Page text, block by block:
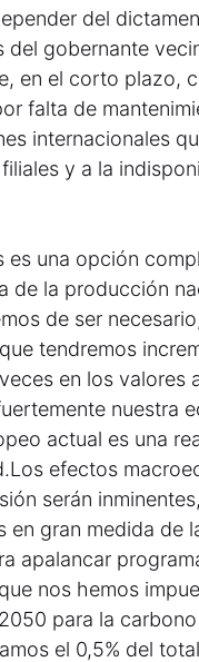
del
del gobernante
en el corto plazo,
falta de
internacionales
y a la
es una opción
de la producción
de ser
tendremos
en los valores
nuestra
actual es una
efectos
serán
en gran medida de
apalancar
nos hemos
para la
el 0,5% del